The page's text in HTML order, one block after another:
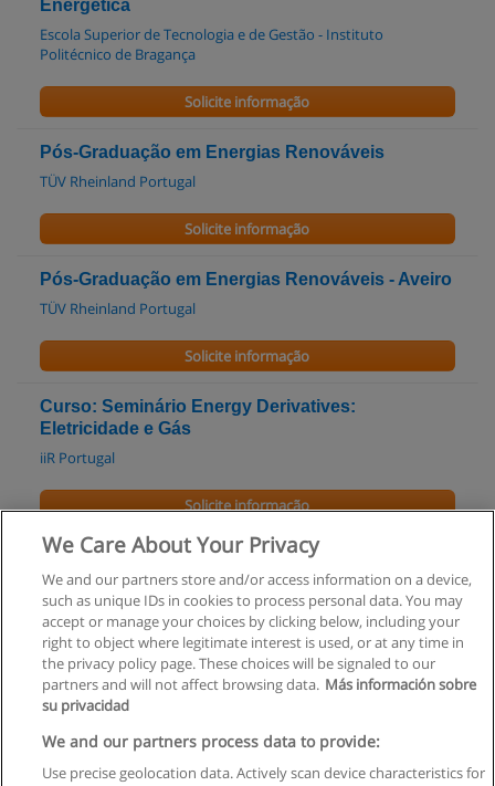
Energética
Escola Superior de Tecnologia e de Gestão - Instituto
Politécnico de Bragança
Solicite informação
Pós-Graduação em Energias Renováveis
TÜV Rheinland Portugal
Solicite informação
Pós-Graduação em Energias Renováveis - Aveiro
TÜV Rheinland Portugal
Solicite informação
Curso: Seminário Energy Derivatives:
Eletricidade e Gás
iiR Portugal
Solicite informação
Mestrado em Cidadania Ambiental e Participação
UAb - Universidade Aberta
Solicite informação
Regras de uso
Privacidade de dados
We Care About Your Privacy
We and our partners store and/or access information on a device,
such as unique IDs in cookies to process personal data. You may
accept or manage your choices by clicking below, including your
right to object where legitimate interest is used, or at any time in
the privacy policy page. These choices will be signaled to our
partners and will not affect browsing data. Más información sobre
su privacidad
We and our partners process data to provide:
Use precise geolocation data. Actively scan device characteristics for